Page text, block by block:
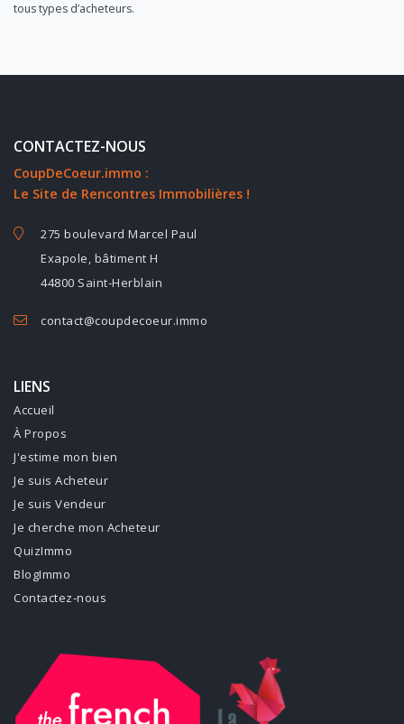
tous types d’acheteurs.
CONTACTEZ-NOUS
CoupDeCoeur.immo :
Le Site de Rencontres Immobilières !
275 boulevard Marcel Paul
Exapole, bâtiment H
44800 Saint-Herblain
contact@coupdecoeur.immo
LIENS
Accueil
À Propos
J'estime mon bien
Je suis Acheteur
Je suis Vendeur
Je cherche mon Acheteur
QuizImmo
BlogImmo
Contactez-nous